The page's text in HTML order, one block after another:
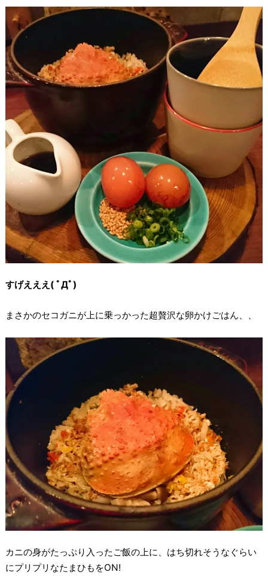
すげえええ( ﾟДﾟ)
まさかのセコガニが上に乗っかった超贅沢な卵かけごはん、、
カニの身がたっぷり入ったご飯の上に、はち切れそうなぐらい
にプリプリなたまひもをON!